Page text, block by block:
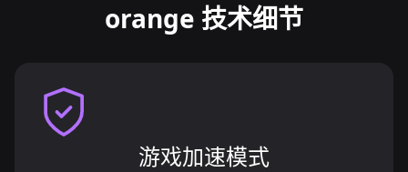
orange 技术细节
游戏加速模式